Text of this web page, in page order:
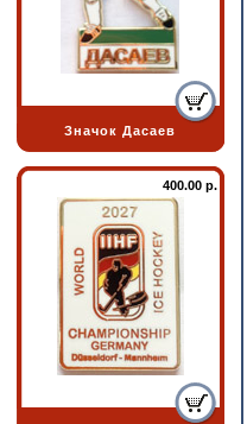
Значок Дасаев
400.00 р.